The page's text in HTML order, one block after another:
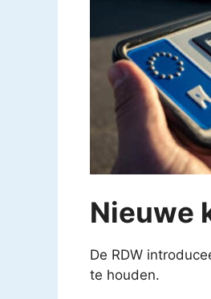
Nieuwe
De RDW
te houden.